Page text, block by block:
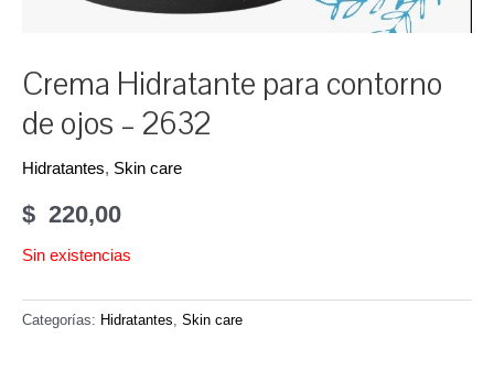
Crema Hidratante para contorno
de ojos – 2632
Hidratantes, Skin care
$ 220,00
Sin existencias
Categorías: Hidratantes, Skin care